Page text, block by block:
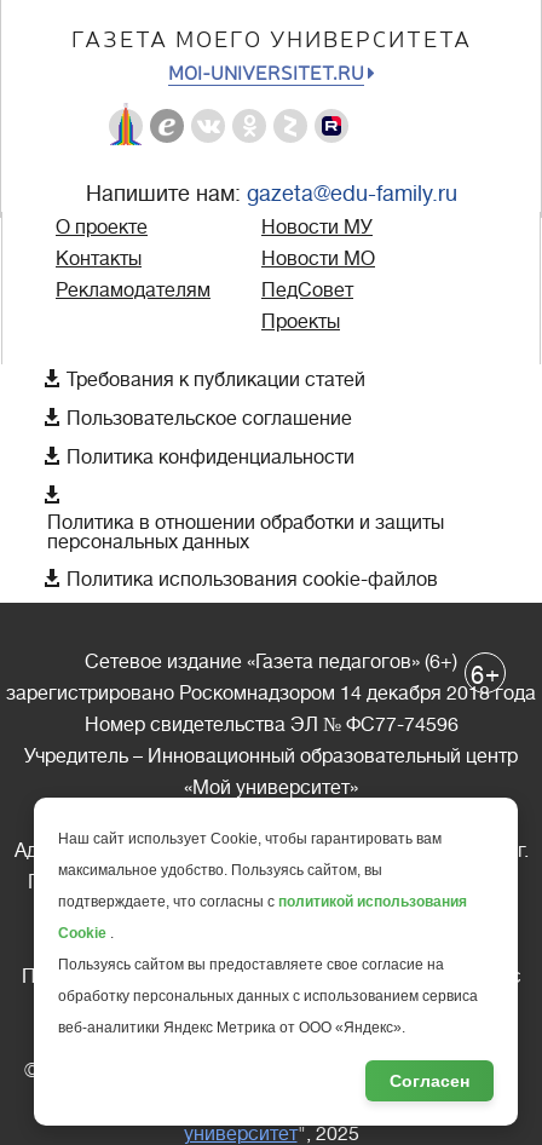
ГАЗЕТА МОЕГО УНИВЕРСИТЕТА
MOI-UNIVERSITET.RU
Напишите нам: gazeta@edu-family.ru
О проекте
Контакты
Рекламодателям
Новости МУ
Новости МО
ПедСовет
Проекты
 Требования к публикации статей
 Пользовательское соглашение
 Политика конфиденциальности

Политика в отношении обработки и защиты
персональных данных
 Политика использования cookie-файлов
Сетевое издание «Газета педагогов» (6+)
зарегистрировано Роскомнадзором 14 декабря 2018 года
Номер свидетельства ЭЛ № ФС77-74596
Учредитель – Инновационный образовательный центр
«Мой университет»
Адрес редакции: 185035 Россия, Республика Карелия, г.
Петрозаводск, ул. Фридриха Энгельса д.10, офис 211
Телефон редакции: +7 (499) 685-10-45
Перепечатка материалов газеты допускается только c
письменного разрешения редакции
Ссылка на «Газету педагогов» обязательна.
© АНО ДПО "Инновационный образовательный центр
повышения квалификации и переподготовки "Мой
университет", 2025
6+
Наш сайт использует Cookie, чтобы гарантировать вам
максимальное удобство. Пользуясь сайтом, вы
подтверждаете, что согласны с политикой использования
Cookie .
Пользуясь сайтом вы предоставляете свое согласие на
обработку персональных данных с использованием сервиса
веб-аналитики Яндекс Метрика от ООО «Яндекс».
Согласен